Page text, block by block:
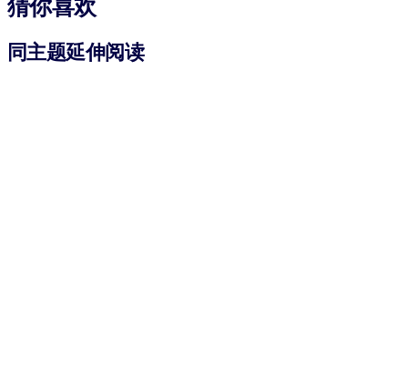
猜你喜欢
同主题延伸阅读